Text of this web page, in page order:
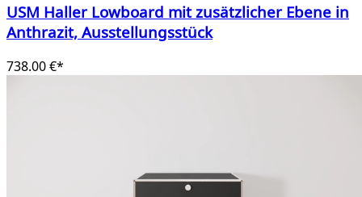
USM Haller Lowboard mit zusätzlicher Ebene in
Anthrazit, Ausstellungsstück
738.00 €*